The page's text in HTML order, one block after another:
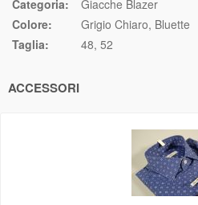
Categoria:
Giacche Blazer
Colore:
Grigio Chiaro Bluette
Taglia:
48 52
ACCESSORI